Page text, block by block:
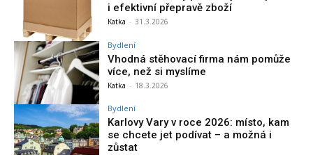
i efektivní přepravě zboží
Katka - 31.3.2026
Bydlení
Vhodná stěhovací firma nám pomůže
více, než si myslíme
Katka - 18.3.2026
Bydlení
Karlovy Vary v roce 2026: místo, kam
se chcete jet podívat – a možná i
zůstat